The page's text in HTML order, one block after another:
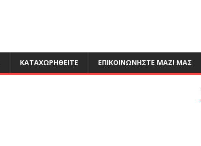
ΚΑΤΑΧΩΡΗΘΕΊΤΕ ΕΠΙΚΟΙΝΩΝΉΣΤΕ ΜΑΖΊ ΜΑΣ